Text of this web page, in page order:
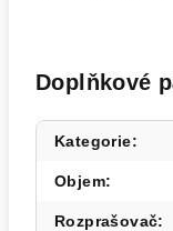
Doplňkové
Kategorie:
Objem:
Rozprašovač: